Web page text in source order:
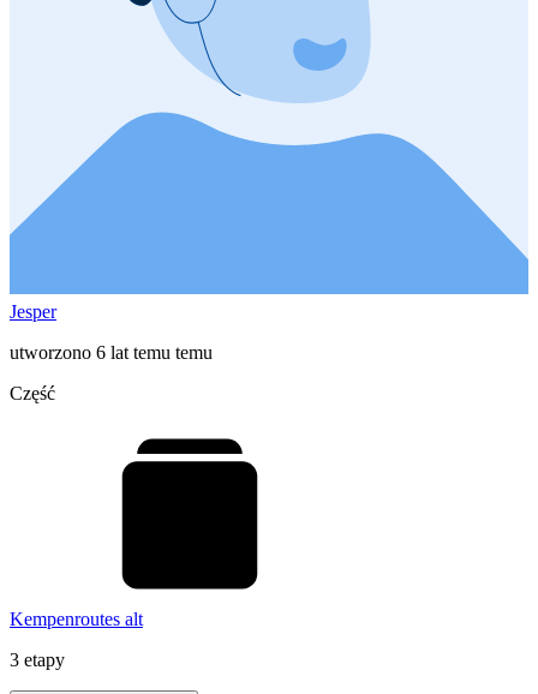
Jesper
utworzono 6 lat temu temu
Część
Kempenroutes alt
3 etapy